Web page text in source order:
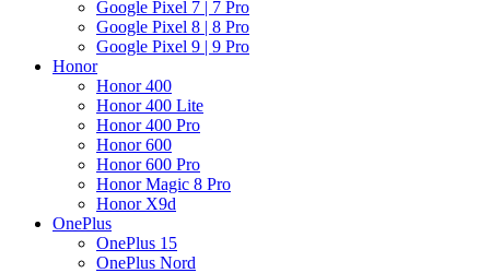
Google Pixel 7 | 7 Pro
Google Pixel 8 | 8 Pro
Google Pixel 9 | 9 Pro
Honor
Honor 400
Honor 400 Lite
Honor 400 Pro
Honor 600
Honor 600 Pro
Honor Magic 8 Pro
Honor X9d
OnePlus
OnePlus 15
OnePlus Nord